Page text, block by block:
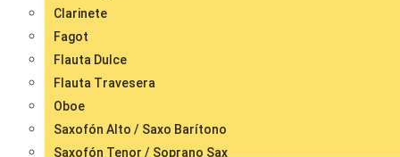
Clarinete
Fagot
Flauta Dulce
Flauta Travesera
Oboe
Saxofón Alto / Saxo Barítono
Saxofón Tenor / Soprano Sax